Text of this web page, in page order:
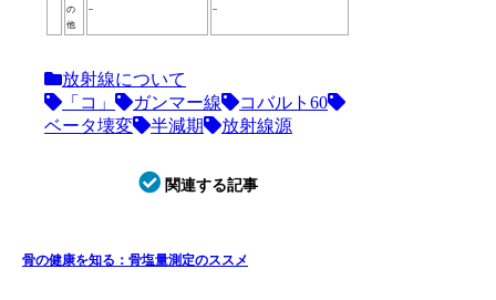
の
他
– –
放射線について
「コ」
ガンマー線
コバルト60
ベータ壊変
半減期 放射線源
関連する記事
骨の健康を知る：骨塩量測定のススメ